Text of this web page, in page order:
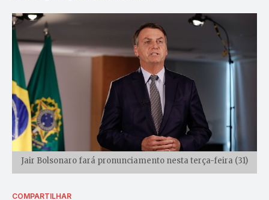
Jair Bolsonaro fará pronunciamento nesta terça-feira (31)
COMPARTILHAR